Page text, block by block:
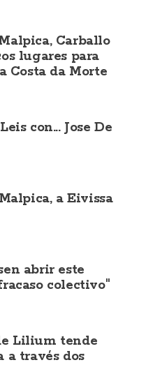
Carballo
lugares para
Costa da Morte
con... Jose De
a Eivissa
abrir este
colectivo"
Lilium tende
a través dos